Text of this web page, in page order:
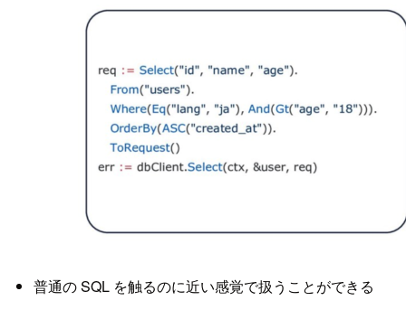
普通の SQL を触るのに近い感覚で扱うことができる